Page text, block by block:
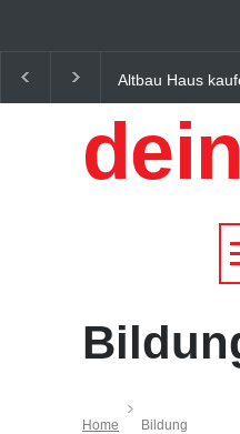
Altbau Haus
Unterschiede
Süddeutschland
Österreich
Home Bildung